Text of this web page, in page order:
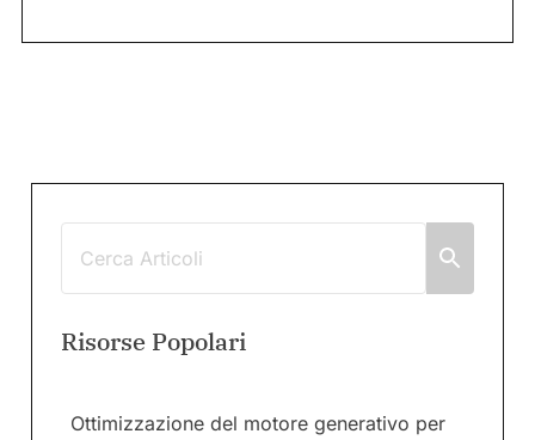
Risorse Popolari
Ottimizzazione del motore generativo per